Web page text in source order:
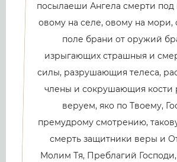
посылаеши Ангела смерти под
овому на селе, овому на мори,
поле брани от оружий
изрыгающих страшныя и
силы, разрушающия телеса,
члены и сокрушающия кости
веруем, яко по Твоему,
премудрому смотрению,
смерть защитники веры и
Молим Тя, Преблагий